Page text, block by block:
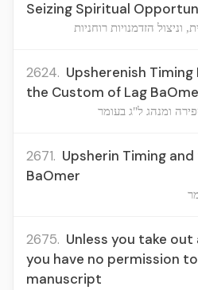
Seizing Spiritual
וניצול הזדמנויות רוחניות
2624. Upsherenish
the Custom of Lag
ומנהג ל"ג בעומר
2671. Upsherin Timing
BaOmer
2675. Unless you take
you have no permission
manuscript